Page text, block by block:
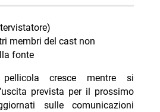
membri del cast non
fonte
cresce mentre si
prevista per il prossimo
sulle comunicazioni